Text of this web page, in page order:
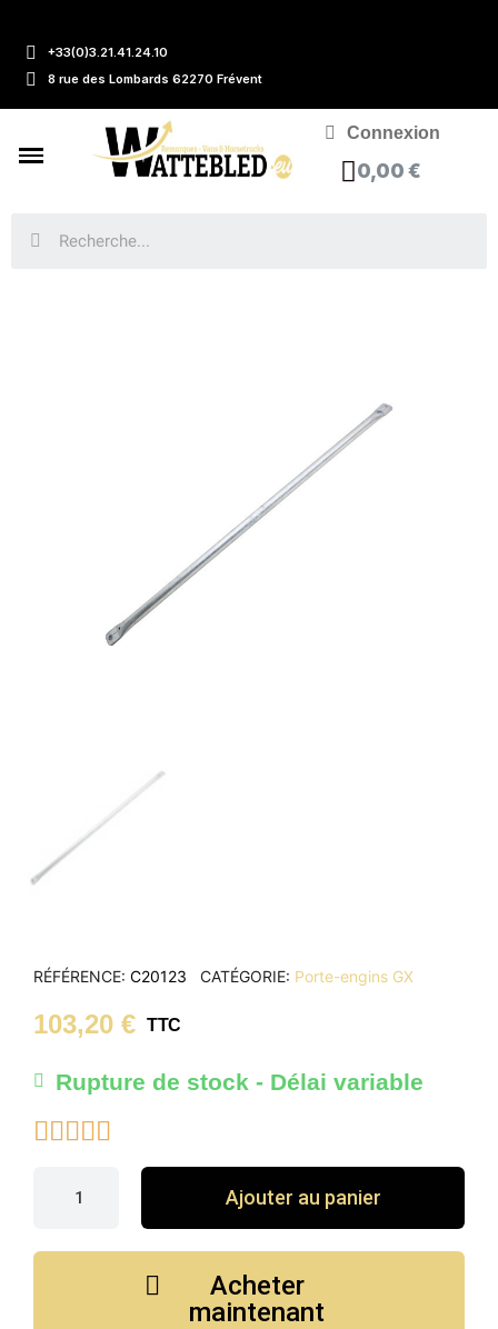
+33(0)3.21.41.24.10
8 rue des Lombards 62270 Frévent
Connexion
0,00 €
RÉFÉRENCE C20123 CATÉGORIE Porte-engins GX
103,20 € TTC
Rupture de stock - Délai variable

Ajouter au panier
Acheter
maintenant